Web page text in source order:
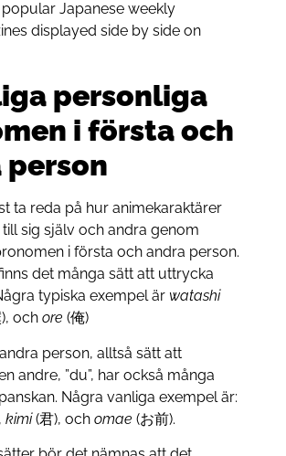
personliga
i första och
person
ta reda på hur animekaraktärer
till sig själv och andra genom
i första och andra person.
finns det många sätt att uttrycka
typiska exempel är watashi
och ore (俺)
person, alltså sätt att
andre, ”du”, har också många
Några vanliga exempel är:
kimi(君), ochomae (お前).